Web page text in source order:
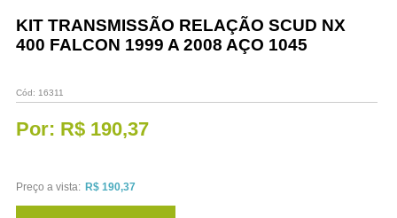
Promoções
KIT TRANSMISSÃO RELAÇÃO SCUD NX
400 FALCON 1999 A 2008 AÇO 1045
Cód: 16311
Por: R$ 190,37
Preço a vista: R$ 190,37